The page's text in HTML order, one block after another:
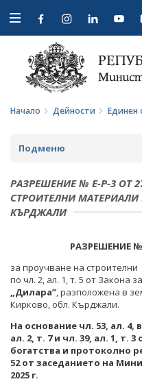
Open
navigation
Начало Дейности Единен
Подменю
СТРАТЕГИИ И
СТАТИСТИКА И АНАЛИЗИ
ПРОТОКОЛИ И ДРУГИ
НА СЪВЕТА
РАЗСЕКРЕТЕНИ
ПРЯКО ИЗЛЪЧВАНЕ НА
ОБЩЕСТВЕНИЯ СЪВЕТ
МЕЖДУНАРОДЕН ФОНД
ПРОЕКТИ ОТ ОБЩ
ДРУГИ ЗНАЧИМИ
ПРОГРАМА "ЕНЕРГИЙНА
ВЪЗОБНОВЯЕМА ЕНЕРГИЯ"
ЕНЕРГИЙНА
ВЪЗОБНОВЯЕМИ
ХЪБ "ЕНЕРГИЙНИ
РАЗРЕШЕНИЕ № Е-Р-3 ОТ
СТРОИТЕЛНИ
КЪРДЖАЛИ
РАЗРЕШЕНИЕ №
за проучване на
по чл. 2, ал. 1, т. 5 от Закона
„Дилара”, разположена в
Кирково, обл. Кърджали.
На основание чл. 53, ал. 4,
ал. 2, т. 7 и чл. 39, ал. 1, т.
богатства и протоколно
52 от заседанието на
2025 г.